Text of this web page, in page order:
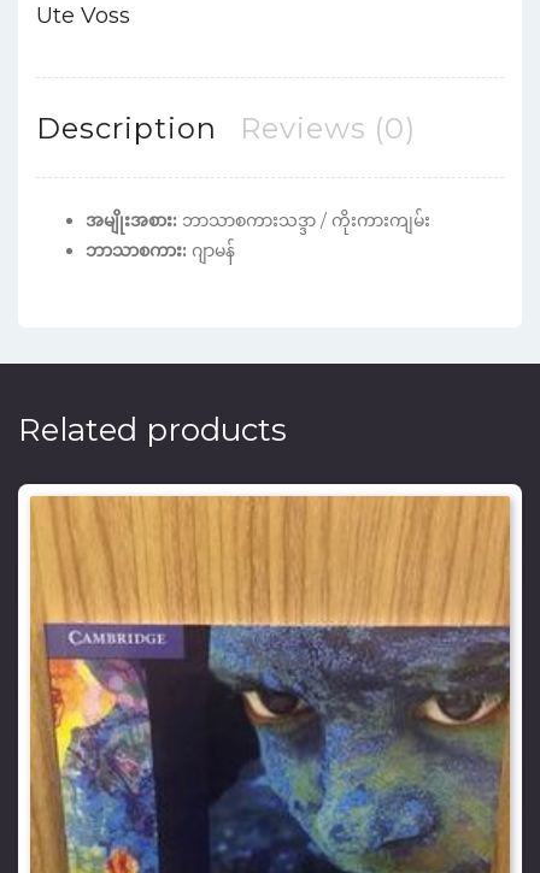
Ute Voss
Description Reviews (0)
အမျိုးအစား: ဘာသာစကားသဒ္ဒာ / ကိုးကားကျမ်း
ဘာသာစကား: ဂျာမန်
Related products